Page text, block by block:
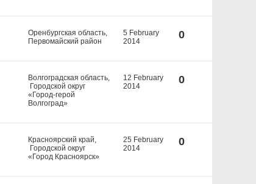
Оренбургская область,
Первомайский район
5 February
2014
0
Волгоградская область,
Городской округ
«Город-герой
Волгоград»
12 February
2014
0
Красноярский край,
Городской округ
«Город Красноярск»
25 February
2014
0